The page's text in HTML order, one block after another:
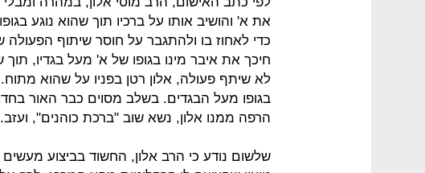
את א' והושיב אותו על ברכיו תוך שהוא נוגע
כדי לאחוז בו ולהתגבר על חוסר שיתוף
חיכך את איבר מינו בגופו של א' מעל בגדיו, תוך
לא שיתף פעולה, אלון רטן בפניו על שהוא
בגופו מעל הבגדים. בשלב מסוים כבר האור
הרפה ממנו אלון, נשא שוב "ברכת כוהנים", ועזב.
שלשום נודע כי הרב אלון, החשוד בביצוע